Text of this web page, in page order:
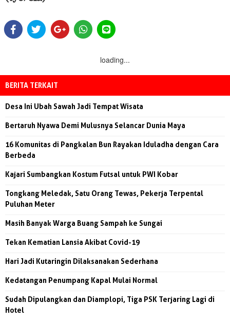
loading...
BERITA TERKAIT
Desa Ini Ubah Sawah Jadi Tempat Wisata
Bertaruh Nyawa Demi Mulusnya Selancar Dunia Maya
16 Komunitas di Pangkalan Bun Rayakan Iduladha dengan Cara
Berbeda
Kajari Sumbangkan Kostum Futsal untuk PWI Kobar
Tongkang Meledak, Satu Orang Tewas, Pekerja Terpental
Puluhan Meter
Masih Banyak Warga Buang Sampah ke Sungai
Tekan Kematian Lansia Akibat Covid-19
Hari Jadi Kutaringin Dilaksanakan Sederhana
Kedatangan Penumpang Kapal Mulai Normal
Sudah Dipulangkan dan Diamplopi, Tiga PSK Terjaring Lagi di
Hotel